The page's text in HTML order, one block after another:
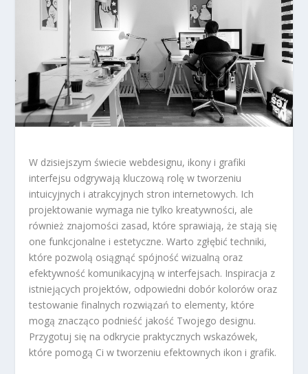
W dzisiejszym świecie webdesignu, ikony i grafiki
interfejsu odgrywają kluczową rolę w tworzeniu
intuicyjnych i atrakcyjnych stron internetowych. Ich
projektowanie wymaga nie tylko kreatywności, ale
również znajomości zasad, które sprawiają, że stają się
one funkcjonalne i estetyczne. Warto zgłębić techniki,
które pozwolą osiągnąć spójność wizualną oraz
efektywność komunikacyjną w interfejsach. Inspiracja z
istniejących projektów, odpowiedni dobór kolorów oraz
testowanie finalnych rozwiązań to elementy, które
mogą znacząco podnieść jakość Twojego designu.
Przygotuj się na odkrycie praktycznych wskazówek,
które pomogą Ci w tworzeniu efektownych ikon i grafik.